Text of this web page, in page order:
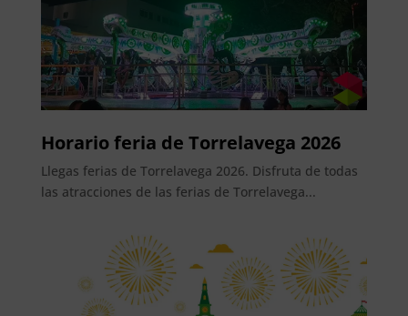
Horario feria de Torrelavega 2026
Llegas ferias de Torrelavega 2026. Disfruta de todas
las atracciones de las ferias de Torrelavega...